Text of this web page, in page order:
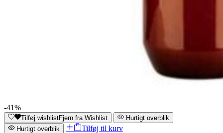
-41%
Tilføj wishlistFjern fra Wishlist
Hurtigt overblik
Hurtigt overblik
Tilføj til kurv